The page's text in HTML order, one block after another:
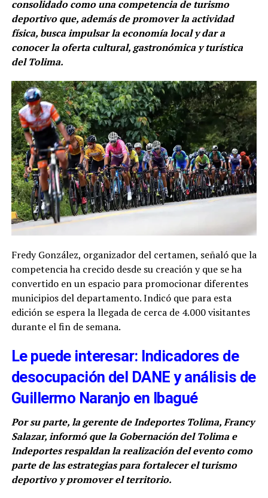
consolidado como una competencia de turismo
deportivo que, además de promover la actividad
física, busca impulsar la economía local y dar a
conocer la oferta cultural, gastronómica y turística
del Tolima.
Fredy González, organizador del certamen, señaló que la
competencia ha crecido desde su creación y que se ha
convertido en un espacio para promocionar diferentes
municipios del departamento. Indicó que para esta
edición se espera la llegada de cerca de 4.000 visitantes
durante el fin de semana.
Le puede interesar: Indicadores de
desocupación del DANE y análisis de
Guillermo Naranjo en Ibagué
Por su parte, la gerente de Indeportes Tolima, Francy
Salazar, informó que la Gobernación del Tolima e
Indeportes respaldan la realización del evento como
parte de las estrategias para fortalecer el turismo
deportivo y promover el territorio.